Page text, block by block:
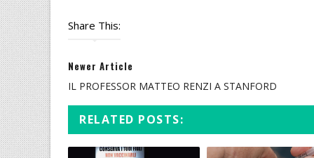
Share This:
Newer Article
IL PROFESSOR MATTEO RENZI A STANFORD
RELATED POSTS: